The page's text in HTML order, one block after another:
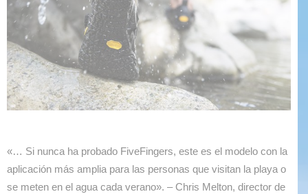
«… Si nunca ha probado FiveFingers, este es el modelo con la
aplicación más amplia para las personas que visitan la playa o
se meten en el agua cada verano». – Chris Melton, director de